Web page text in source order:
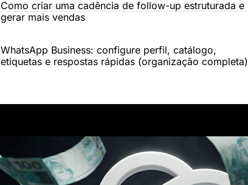
Como criar uma cadência de follow-up estruturada e
gerar mais vendas
WhatsApp Business: configure perfil, catálogo,
etiquetas e respostas rápidas (organização completa)